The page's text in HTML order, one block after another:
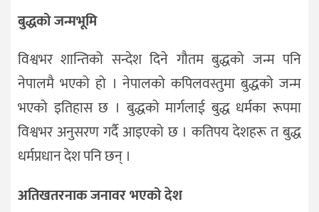
बुद्धको जन्मभूमि
विश्वभर शान्तिको सन्देश दिने गौतम बुद्धको जन्म पनि
नेपालमै भएको हो । नेपालको कपिलवस्तुमा बुद्धको जन्म
भएको इतिहास छ । बुद्धको मार्गलाई बुद्ध धर्मका रूपमा
विश्वभर अनुसरण गर्दै आइएको छ । कतिपय देशहरू त बुद्ध
धर्मप्रधान देश पनि छन् ।
अतिखतरनाक जनावर भएको देश